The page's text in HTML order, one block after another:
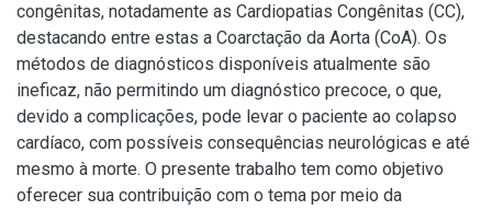
congênitas, notadamente as Cardiopatias Congênitas (CC),
destacando entre estas a Coarctação da Aorta (CoA). Os
métodos de diagnósticos disponíveis atualmente são
ineficaz, não permitindo um diagnóstico precoce, o que,
devido a complicações, pode levar o paciente ao colapso
cardíaco, com possíveis consequências neurológicas e até
mesmo à morte. O presente trabalho tem como objetivo
oferecer sua contribuição com o tema por meio da